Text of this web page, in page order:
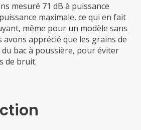
mesuré 71 dB à puissance
maximale, ce qui en fait
même pour un modèle sans
avons apprécié que les grains de
bac à poussière, pour éviter
de bruit.